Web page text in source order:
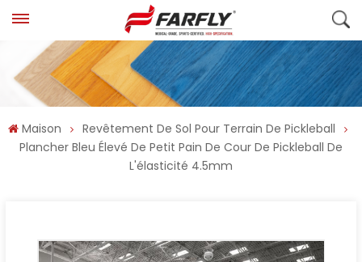
Maison
Revêtement De Sol Pour Terrain De Pickleball
Plancher Bleu Élevé De Petit Pain De Cour De Pickleball De
L'élasticité 4.5mm